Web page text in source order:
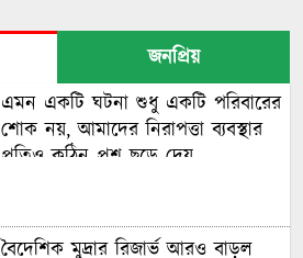
জনপ্রিয়
এমন একটি ঘটনা শুধু একটি পরিবারের
শোক নয়, আমাদের নিরাপত্তা ব্যবস্থার
প্রতিও কঠিন প্রশ্ন ছুড়ে দেয়
বৈদেশিক মুদ্রার রিজার্ভ আরও বাড়ল